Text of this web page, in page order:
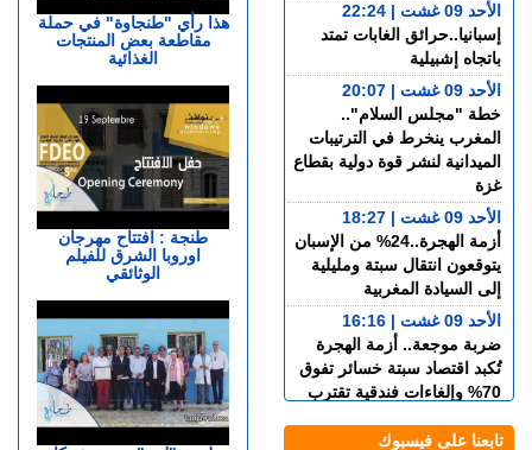
هذا رأي "طنجاوة" في حملة
مقاطعة بعض المنتجات
الغذائية
طنجة : افتتاح مهرجان
اوروبا الشرق للفيلم
الوثائقي
الأحد 09 غشت | 22:24
إسبانيا..حرائق الغابات تمتد
باتجاه إشبيلية
الأحد 09 غشت | 20:07
خطة "مجلس السلام"..
المغرب ينخرط في الترتيبات
الميدانية لنشر قوة دولية بقطاع
غزة
الأحد 09 غشت | 18:27
أزمة الهجرة..24% من الإسبان
يتوقعون انتقال سبتة ومليلية
إلى السيادة المغربية
الأحد 09 غشت | 16:16
ضربة موجعة.. أزمة الهجرة
تُكبد اقتصاد سبتة خسائر تفوق
70% وإلغاءات فندقية تقترب
تابعنا على فيسبوك